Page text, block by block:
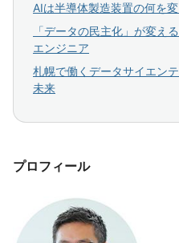
AIは半導体製造装置の何を
「データの民主化」が変え
エンジニア
札幌で働くデータサイエン
未来
プロフィール